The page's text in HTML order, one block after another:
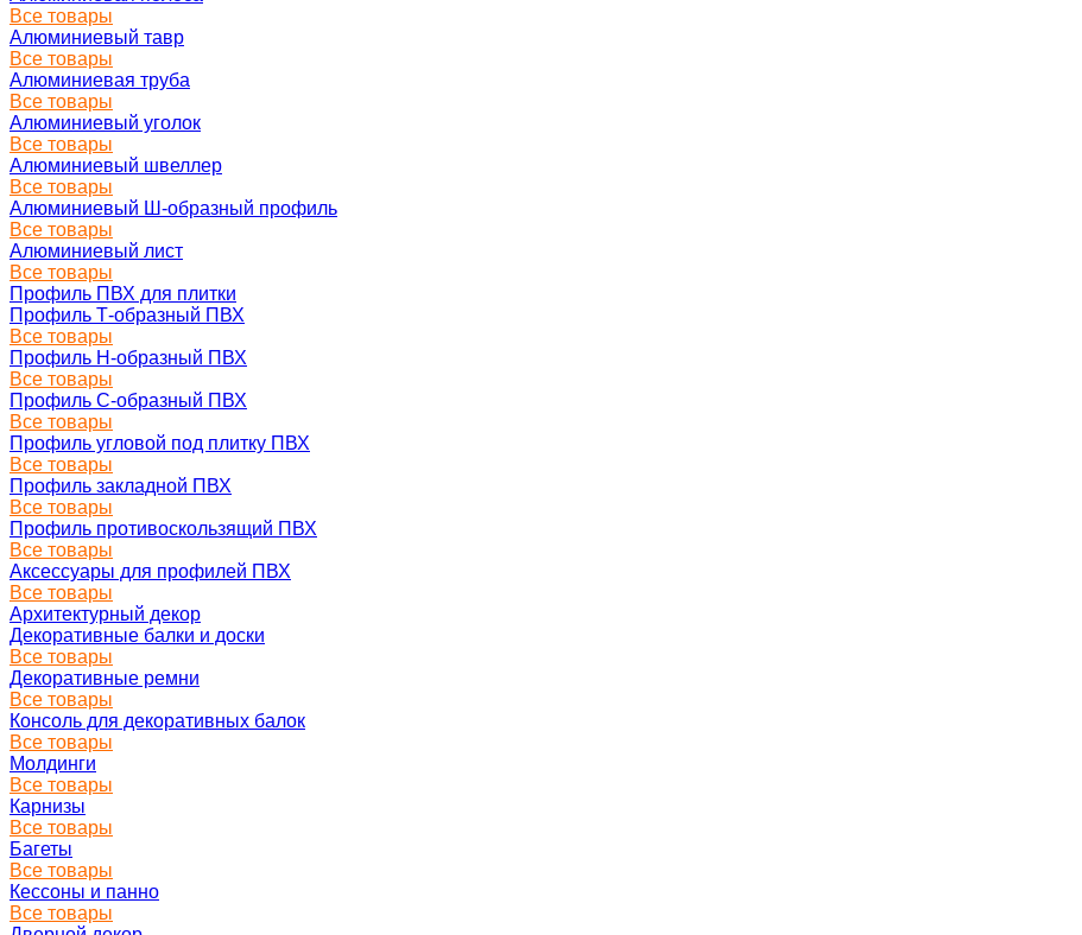
Все товары
Алюминиевый тавр
Все товары
Алюминиевая труба
Все товары
Алюминиевый уголок
Все товары
Алюминиевый швеллер
Все товары
Алюминиевый Ш-образный профиль
Все товары
Алюминиевый лист
Все товары
Профиль ПВХ для плитки
Профиль Т-образный ПВХ
Все товары
Профиль H-образный ПВХ
Все товары
Профиль C-образный ПВХ
Все товары
Профиль угловой под плитку ПВХ
Все товары
Профиль закладной ПВХ
Все товары
Профиль противоскользящий ПВХ
Все товары
Аксессуары для профилей ПВХ
Все товары
Архитектурный декор
Декоративные балки и доски
Все товары
Декоративные ремни
Все товары
Консоль для декоративных балок
Все товары
Молдинги
Все товары
Карнизы
Все товары
Багеты
Все товары
Кессоны и панно
Все товары